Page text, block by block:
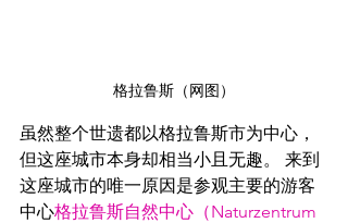
格拉鲁斯（网图）
虽然整个世遗都以格拉鲁斯市为中心，
但这座城市本身却相当小且无趣。 来到
这座城市的唯一原因是参观主要的游客
中心格拉鲁斯自然中心（Naturzentrum